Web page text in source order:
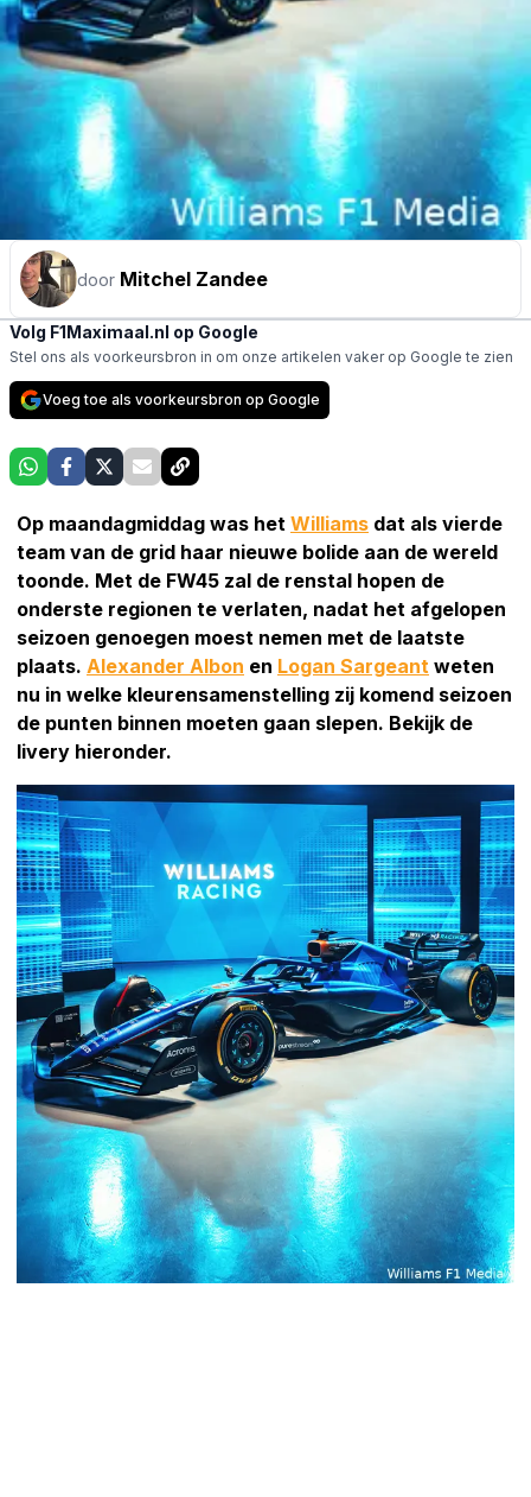
door Mitchel Zandee
Volg F1Maximaal.nl op Google
Stel ons als voorkeursbron in om onze artikelen vaker op Google te zien
Voeg toe als voorkeursbron op Google
Op maandagmiddag was het Williams dat als vierde
team van de grid haar nieuwe bolide aan de wereld
toonde. Met de FW45 zal de renstal hopen de
onderste regionen te verlaten, nadat het afgelopen
seizoen genoegen moest nemen met de laatste
plaats. Alexander Albon en Logan Sargeant weten
nu in welke kleurensamenstelling zij komend seizoen
de punten binnen moeten gaan slepen. Bekijk de
livery hieronder.